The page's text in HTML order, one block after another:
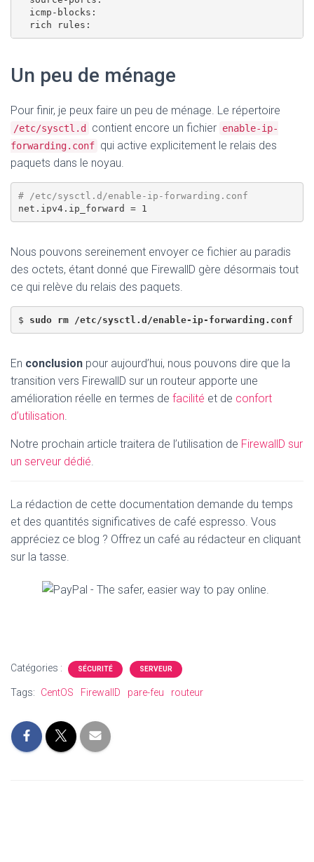
  icmp-blocks:
Un peu de ménage
Pour finir, je peux faire un peu de ménage. Le répertoire
/etc/sysctl.d contient encore un fichier enable-ip-
forwarding.conf qui active explicitement le relais des
paquets dans le noyau.
# /etc/sysctl.d/enable-ip-forwarding.conf
Nous pouvons sereinement envoyer ce fichier au paradis
des octets, étant donné que FirewallD gère désormais tout
ce qui relève du relais des paquets.
$ sudo rm /etc/sysctl.d/enable-ip-forwarding.conf
En conclusion pour aujourd’hui, nous pouvons dire que la
transition vers FirewallD sur un routeur apporte une
amélioration réelle en termes de facilité et de confort
d’utilisation.
Notre prochain article traitera de l’utilisation de FirewallD sur
un serveur dédié.
La rédaction de cette documentation demande du temps
et des quantités significatives de café espresso. Vous
appréciez ce blog ? Offrez un café au rédacteur en cliquant
sur la tasse.
Catégories : SÉCURITÉ SERVEUR
Tags: CentOS FirewallD pare-feu routeur